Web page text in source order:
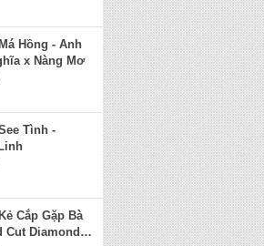
Hồng - Anh
x Nàng Mơ
Tình -
Cắp Gặp Bà
Cut Diamond) -